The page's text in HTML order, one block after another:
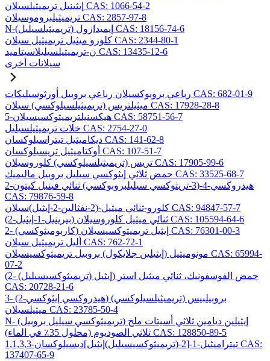
إيثينيل تريميثيلسيلان CAS: 1066-54-2
تريميثيلبروموسيلان CAS: 2857-97-8
N-(تريميثيلسيليل) إيميدازول CAS: 18156-74-6
كلورو ميثيل تريميثيل سيلان CAS: 2344-80-1
ن-تريميثيلسيليلاسيتاميد CAS: 13435-12-6
سيلانات أخرى
رباعي بروبوكسيلان رباعي بروبيل أورثوسيليكات CAS: 682-01-9
ميثيلتريس (تريميثيلسيلوكسي) سيلان CAS: 17928-28-8
5-هيكسنيلتريميثوكسيسيلان CAS: 58751-56-7
خلات تريميثيلسيليل CAS: 2754-27-0
ديكاميثيل تيتراسيلوكسان CAS: 141-62-8
أوكتاميثيل تريسيلوكسان CAS: 107-51-7
تريس (تريميثيلسيلوكسي) كلوروسيلان CAS: 17905-99-6
حمض ثلاثي إيثوكسي سيليل بروبيل ماليميك CAS: 33525-68-7
2-هيدروكسي-4-(3-تريثوكسي سيليلبروبوكسي) ثنائي فينيل كيتون
CAS: 79876-59-8
كلورو-ثنائي ميثيل-(2-نفثالين-2-إيثيل)سيلان CAS: 94847-57-7
(2-بيرينيل-1-إيثيل) ثنائي ميثيل كلوروسيلان CAS: 105594-64-6
2- (كاربوميثوكسي) إيثيل تريميثوكسيسيلان CAS: 76301-00-3
أليل تريميثيل سيلان CAS: 762-72-1
مونوميثيل (إيثيلين جلايكول) بروبيل تريميثوكسيسيلان CAS: 65994-
07-2
(2- (تريميثوكسيسيليل) إيثيل) حمض الفوسفونيك، ثنائي ميثيل استر
CAS: 20728-21-6
3- (2-هيدروكسي إيثوكسي) بروبيلبيس (تريميثيلسيلوكسي)
ميثيلسيلان CAS: 23785-50-4
N- (تريميثوكسي سيليل بروبيل) إيثيلين ديامين ثلاثي أسيتات ملح
ثلاثي الصوديوم (محلول 35٪ في الماء) CAS: 128850-89-5
1,1,3,3-تيتراميثيل-1-[2-(تريميثوكسيسيليل)إيثيل]ديسيلوكسان CAS:
137407-65-9